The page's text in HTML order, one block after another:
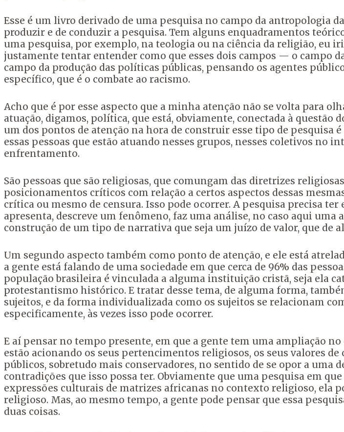
Esse é um livro derivado de uma pesquisa no campo da antropologia
produzir e de conduzir a pesquisa. Tem alguns enquadramentos
uma pesquisa, por exemplo, na teologia ou na ciência da religião, eu
justamente tentar entender como que esses dois campos — o campo
campo da produção das políticas públicas, pensando os agentes
específico, que é o combate ao racismo.
Acho que é por esse aspecto que a minha atenção não se volta para
atuação, digamos, política, que está, obviamente, conectada à questão
um dos pontos de atenção na hora de construir esse tipo de pesquisa
essas pessoas que estão atuando nesses grupos, nesses coletivos no
enfrentamento.
São pessoas que são religiosas, que comungam das diretrizes
posicionamentos críticos com relação a certos aspectos dessas
crítica ou mesmo de censura. Isso pode ocorrer. A pesquisa precisa ter
apresenta, descreve um fenômeno, faz uma análise, no caso aqui uma
construção de um tipo de narrativa que seja um juízo de valor, que de
Um segundo aspecto também como ponto de atenção, e ele está
a gente está falando de uma sociedade em que cerca de 96% das
população brasileira é vinculada a alguma instituição cristã, seja ela
protestantismo histórico. E tratar desse tema, de alguma forma,
sujeitos, e da forma individualizada como os sujeitos se relacionam
especificamente, às vezes isso pode ocorrer.
E aí pensar no tempo presente, em que a gente tem uma ampliação no
estão acionando os seus pertencimentos religiosos, os seus valores
públicos, sobretudo mais conservadores, no sentido de se opor a uma
contradições que isso possa ter. Obviamente que uma pesquisa em
expressões culturais de matrizes africanas no contexto religioso, ela
religioso. Mas, ao mesmo tempo, a gente pode pensar que essa
duas coisas.